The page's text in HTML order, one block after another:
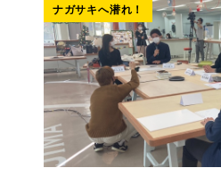
ナガサキへ潜れ！